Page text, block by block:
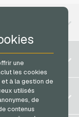
une
les cookies
à la gestion de
utilisés
de
contenus